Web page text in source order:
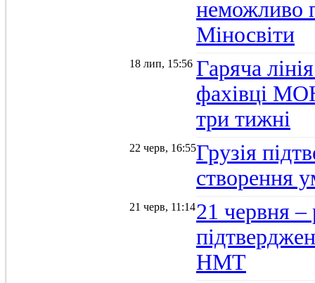
неможливо
Міносвіти
18 лип, 15:56 Гаряча
фахівці
три тижні
22 черв, 16:55Грузія
створення
21 черв, 11:1421 червня –
НМТ